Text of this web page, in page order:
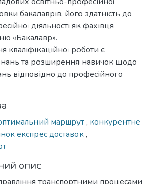
бакалаврів, його здатність до
діяльності як фахівця
«Бакалавр».
роботи є
та розширення навичок щодо
відповідно до професійного
маршрут, конкурентне
експрес доставок,
опис